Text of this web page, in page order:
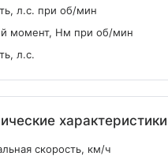
л.с. при об/мин
момент, Нм при об/мин
л.с.
характеристики
скорость, км/ч